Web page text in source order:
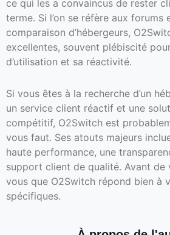
ce qui les a convaincus de rester
terme. Si l’on se réfère aux forums
comparaison d’hébergeurs,
excellentes, souvent plébiscité
d’utilisation et sa réactivité.
Si vous êtes à la recherche d’un
un service client réactif et une
compétitif, O2Switch est
vous faut. Ses atouts majeurs
haute performance, une
support client de qualité. Avant de
vous que O2Switch répond bien à
spécifiques.